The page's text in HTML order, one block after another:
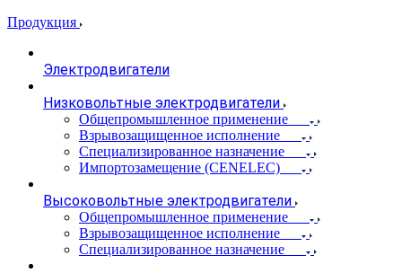
Продукция
Электродвигатели
Низковольтные электродвигатели
Общепромышленное применение
Взрывозащищенное исполнение
Специализированное назначение
Импортозамещение (CENELEC)
Высоковольтные электродвигатели
Общепромышленное применение
Взрывозащищенное исполнение
Специализированное назначение